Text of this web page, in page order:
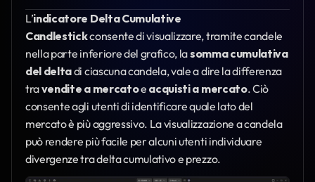
L’indicatore Delta Cumulative
Candlestick consente di visualizzare, tramite candele
nella parte inferiore del grafico, la somma cumulativa
del delta di ciascuna candela, vale a dire la differenza
tra vendite a mercato e acquisti a mercato. Ciò
consente agli utenti di identificare quale lato del
mercato è più aggressivo. La visualizzazione a candela
può rendere più facile per alcuni utenti individuare
divergenze tra delta cumulativo e prezzo.